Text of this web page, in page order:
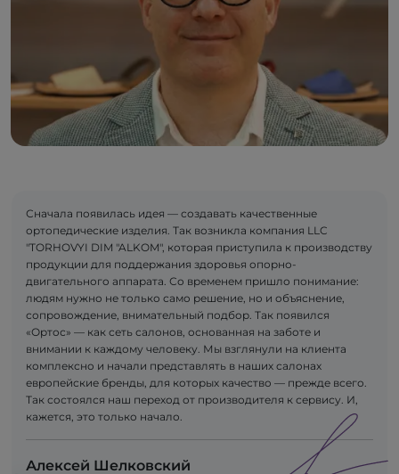
Сначала появилась идея — создавать качественные
ортопедические изделия. Так возникла компания LLC
"TORHOVYI DIM "ALKOM", которая приступила к производству
продукции для поддержания здоровья опорно-
двигательного аппарата. Со временем пришло понимание:
людям нужно не только само решение, но и объяснение,
сопровождение, внимательный подбор. Так появился
«Ортос» — как сеть салонов, основанная на заботе и
внимании к каждому человеку. Мы взглянули на клиента
комплексно и начали представлять в наших салонах
европейские бренды, для которых качество — прежде всего.
Так состоялся наш переход от производителя к сервису. И,
кажется, это только начало.
Алексей Шелковский